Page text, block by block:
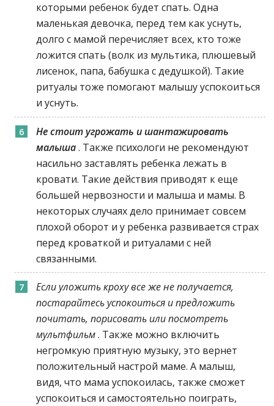
которыми ребенок будет спать. Одна
маленькая девочка, перед тем как уснуть,
долго с мамой перечисляет всех, кто тоже
ложится спать (волк из мультика, плюшевый
лисенок, папа, бабушка с дедушкой). Такие
ритуалы тоже помогают малышу успокоиться
и уснуть.
Не стоит угрожать и шантажировать
малыша. Также психологи не рекомендуют
насильно заставлять ребенка лежать в
кровати. Такие действия приводят к еще
большей нервозности и малыша и мамы. В
некоторых случаях дело принимает совсем
плохой оборот и у ребенка развивается страх
перед кроваткой и ритуалами с ней
связанными.
Если уложить кроху все же не получается,
постарайтесь успокоиться и предложить
почитать, порисовать или посмотреть
мультфильм. Также можно включить
негромкую приятную музыку, это вернет
положительный настрой маме. А малыш,
видя, что мама успокоилась, также сможет
успокоиться и самостоятельно поиграть,